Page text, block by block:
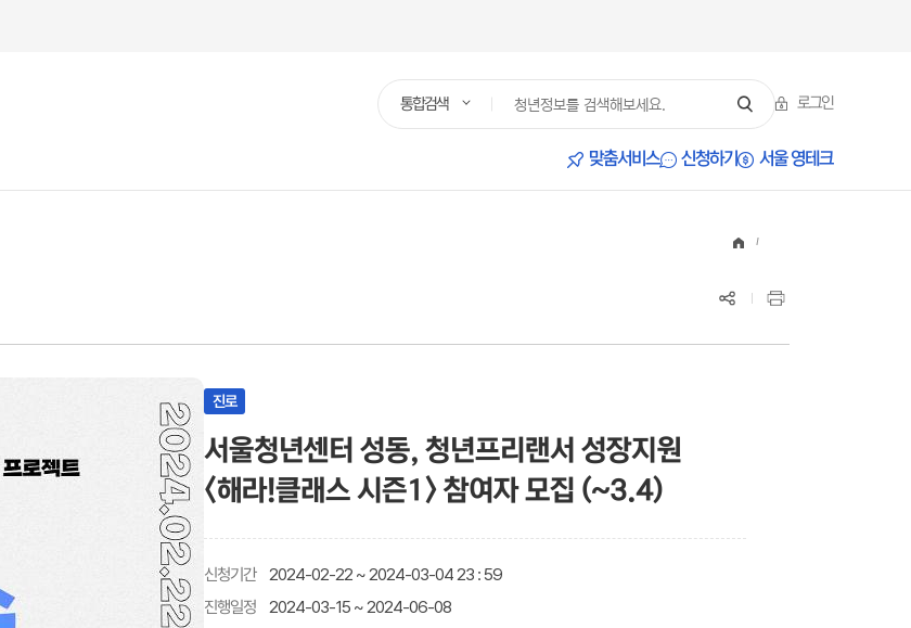
통
합 통합검색 로그인
맞춤서비스 신청하기 서울 영테크
진로
서울청년센터 성동, 청년프리랜서 성장지원
<해라!클래스 시즌1> 참여자 모집 (~3.4)
신청기간 2024-02-22 ~ 2024-03-04 23 : 59
진행일정 2024-03-15 ~ 2024-06-08